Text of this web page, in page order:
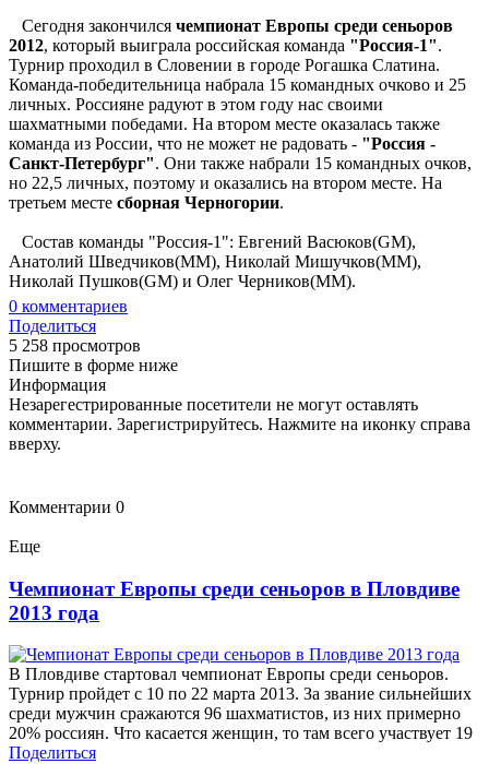
Сегодня закончился чемпионат Европы среди сеньоров
2012, который выиграла российская команда "Россия-1".
Турнир проходил в Словении в городе Рогашка Слатина.
Команда-победительница набрала 15 командных очково и 25
личных. Россияне радуют в этом году нас своими
шахматными победами. На втором месте оказалась также
команда из России, что не может не радовать - "Россия -
Санкт-Петербург". Они также набрали 15 командных очков,
но 22,5 личных, поэтому и оказались на втором месте. На
третьем месте сборная Черногории.
Состав команды "Россия-1": Евгений Васюков(GM),
Анатолий Шведчиков(MM), Николай Мишучков(MM),
Николай Пушков(GM) и Олег Черников(MM).
0 комментариев
Поделиться
5 258 просмотров
Пишите в форме ниже
Информация
Незарегестрированные посетители не могут оставлять
комментарии. Зарегистрируйтесь. Нажмите на иконку справа
вверху.
Комментарии 0
Еще
Чемпионат Европы среди сеньоров в Пловдиве
2013 года
В Пловдиве стартовал чемпионат Европы среди сеньоров.
Турнир пройдет с 10 по 22 марта 2013. За звание сильнейших
среди мужчин сражаются 96 шахматистов, из них примерно
20% россиян. Что касается женщин, то там всего участвует 19
Поделиться